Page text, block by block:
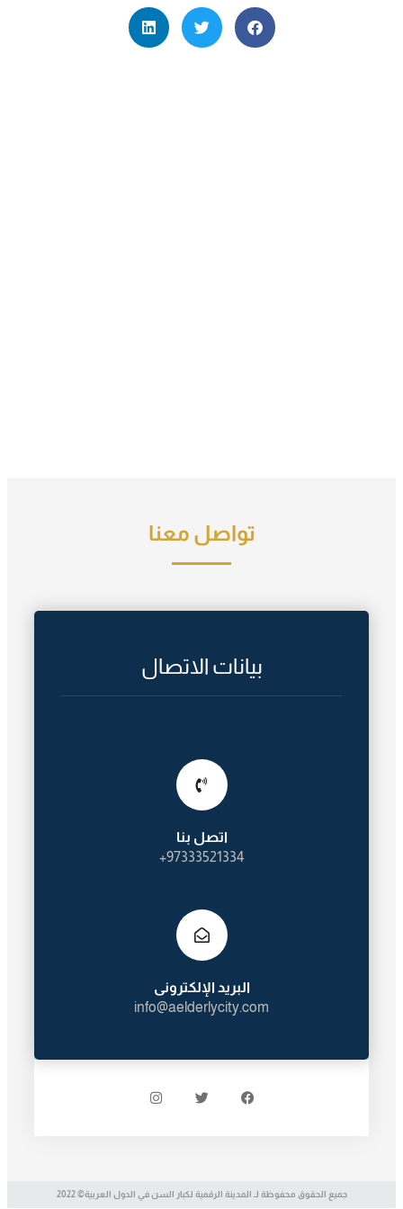
بيانات الاتصال
اتصل بنا
97333521334+
البريد الإلكترونى
info@aelderlycity.com
تواصل معنا
جميع الحقوق محفوظة لـ المدينة الرقمية لكبار السن في الدول العربية© 2022